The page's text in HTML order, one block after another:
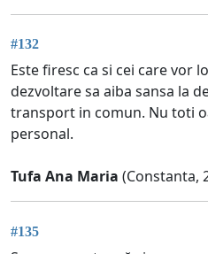
#132
Este firesc ca si cei care vor
dezvoltare sa aiba sansa la
transport in comun. Nu toti
personal.
Tufa Ana Maria (Constanta,
#135